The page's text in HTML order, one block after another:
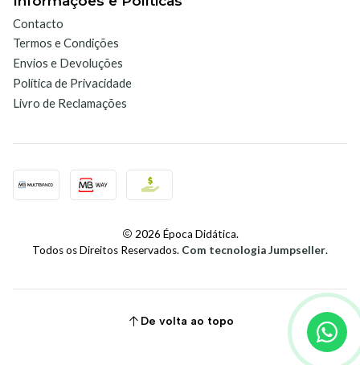
Contacto
Termos e Condições
Envios e Devoluções
Política de Privacidade
Livro de Reclamações
2026 Época Didática.
Todos os Direitos Reservados. Com tecnologia Jumpseller.
De volta ao topo